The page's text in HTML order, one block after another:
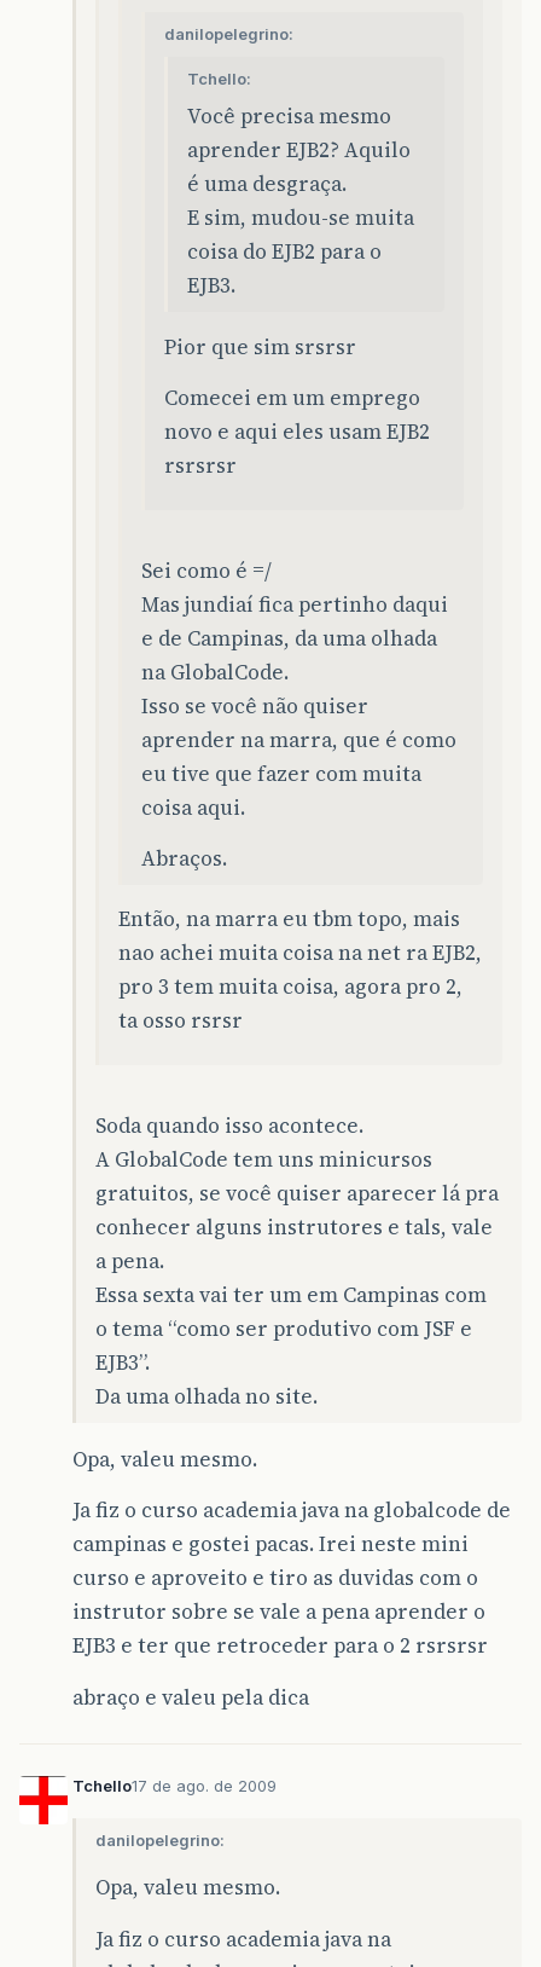
danilopelegrino:
Tchello:
Você precisa mesmo
aprender EJB2? Aquilo
é uma desgraça.
E sim, mudou-se muita
coisa do EJB2 para o
EJB3.
Pior que sim srsrsr
Comecei em um emprego
novo e aqui eles usam EJB2
rsrsrsr
Sei como é =/
Mas jundiaí fica pertinho daqui
e de Campinas, da uma olhada
na GlobalCode.
Isso se você não quiser
aprender na marra, que é como
eu tive que fazer com muita
coisa aqui.
Abraços.
Então, na marra eu tbm topo, mais
nao achei muita coisa na net ra EJB2,
pro 3 tem muita coisa, agora pro 2,
ta osso rsrsr
Soda quando isso acontece.
A GlobalCode tem uns minicursos
gratuitos, se você quiser aparecer lá pra
conhecer alguns instrutores e tals, vale
a pena.
Essa sexta vai ter um em Campinas com
o tema “como ser produtivo com JSF e
EJB3”.
Da uma olhada no site.
Opa, valeu mesmo.
Ja fiz o curso academia java na globalcode de
campinas e gostei pacas. Irei neste mini
curso e aproveito e tiro as duvidas com o
instrutor sobre se vale a pena aprender o
EJB3 e ter que retroceder para o 2 rsrsrsr
abraço e valeu pela dica
Tchello17 de ago. de 2009
danilopelegrino:
Opa, valeu mesmo.
Ja fiz o curso academia java na